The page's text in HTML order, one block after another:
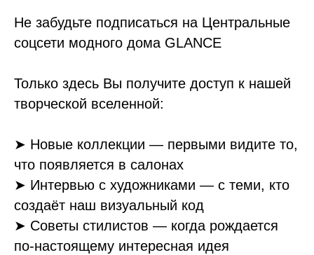
Не забудьте подписаться на Центральные
соцсети модного дома GLANCE
Только здесь Вы получите доступ к нашей
творческой вселенной:
➤ Новые коллекции — первыми видите то,
что появляется в салонах
➤ Интервью с художниками — с теми, кто
создаёт наш визуальный код
➤ Советы стилистов — когда рождается
по-настоящему интересная идея